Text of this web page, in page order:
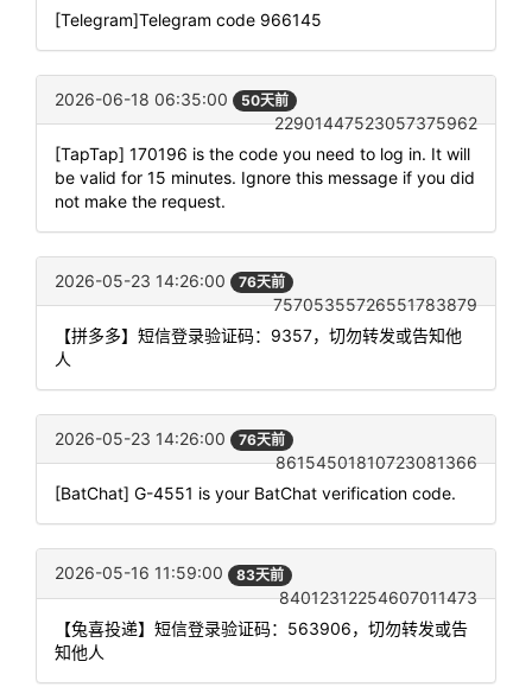
[Telegram]Telegram code 966145
2026-06-18 06:35:00 50天前
22901447523057375962
[TapTap] 170196 is the code you need to log in. It will
be valid for 15 minutes. Ignore this message if you did
not make the request.
2026-05-23 14:26:00 76天前
75705355726551783879
【拼多多】短信登录验证码：9357，切勿转发或告知他
人
2026-05-23 14:26:00 76天前
86154501810723081366
[BatChat] G-4551 is your BatChat verification code.
2026-05-16 11:59:00 83天前
84012312254607011473
【兔喜投递】短信登录验证码：563906，切勿转发或告
知他人